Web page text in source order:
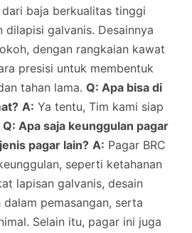
baja berkualitas tinggi
dilapisi galvanis. Desainnya
dengan rangkaian kawat
presisi untuk membentuk
tahan lama. Q: Apa bisa di
A: Ya tentu, Tim kami siap
Q: Apa saja keunggulan pagar
pagar lain? A: Pagar BRC
seperti ketahanan
lapisan galvanis, desain
pemasangan, serta
Selain itu, pagar ini juga